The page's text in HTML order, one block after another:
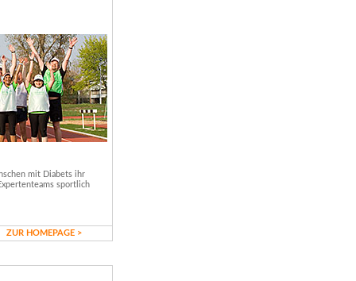
mit Diabets ihr
sportlich
ZUR HOMEPAGE >